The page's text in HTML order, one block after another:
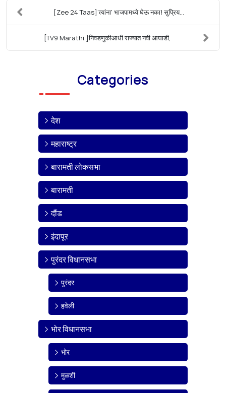
[Zee 24 Taas]'त्यांना' भाजपामध्ये घेऊ नका! सुप्रिय...
[TV9 Marathi.]निवडणुकीआधी राज्यात नवी आघाडी,
Categories
देश
महाराष्ट्र
बारामती लोकसभा
बारामती
दौंड
इंदापूर
पुरंदर विधानसभा
पुरंदर
हवेली
भोर विधानसभा
भोर
मुळशी